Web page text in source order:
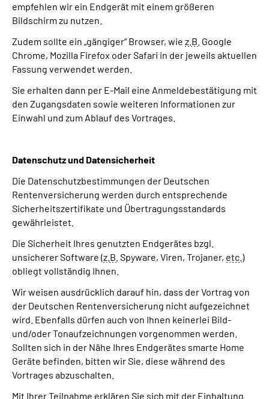
empfehlen wir ein Endgerät mit einem größeren
Bildschirm zu nutzen.
Zudem sollte ein „gängiger“ Browser, wie z.B. Google
Chrome, Mozilla Firefox oder Safari in der jeweils aktuellen
Fassung verwendet werden.
Sie erhalten dann per E-Mail eine Anmeldebestätigung mit
den Zugangsdaten sowie weiteren Informationen zur
Einwahl und zum Ablauf des Vortrages.
Datenschutz und Datensicherheit
Die Datenschutzbestimmungen der Deutschen
Rentenversicherung werden durch entsprechende
Sicherheitszertifikate und Übertragungsstandards
gewährleistet.
Die Sicherheit Ihres genutzten Endgerätes bzgl.
unsicherer Software (z.B. Spyware, Viren, Trojaner, etc. )
obliegt vollständig Ihnen.
Wir weisen ausdrücklich darauf hin, dass der Vortrag von
der Deutschen Rentenversicherung nicht aufgezeichnet
wird. Ebenfalls dürfen auch von Ihnen keinerlei Bild-
und/oder Tonaufzeichnungen vorgenommen werden.
Sollten sich in der Nähe Ihres Endgerätes smarte Home
Geräte befinden, bitten wir Sie, diese während des
Vortrages abzuschalten.
Mit Ihrer Teilnahme erklären Sie sich mit der Einhaltung